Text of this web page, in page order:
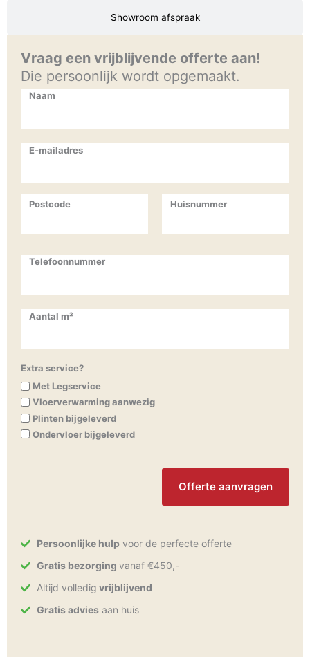
Showroom afspraak
Vraag een vrijblijvende offerte aan!
Die persoonlijk wordt opgemaakt.
Naam
E-mailadres
Huisnummer
Postcode
Telefoonnummer
Aantal m²
Extra service?
Met Legservice
Vloerverwarming aanwezig
Plinten bijgeleverd
Ondervloer bijgeleverd
Persoonlijke hulpvoor de perfecte offerte
Gratis bezorging vanaf €450,-
Altijd volledig vrijblijvend
Gratis adviesaan huis